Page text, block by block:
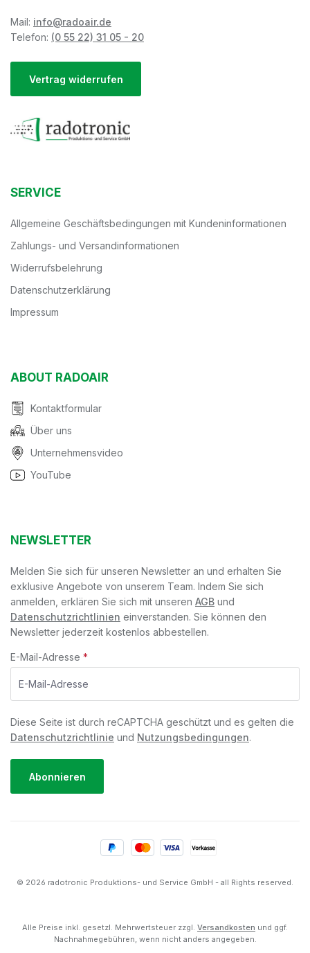
Mail: info@radoair.de
Telefon: (0 55 22) 31 05 - 20
Vertrag widerrufen
SERVICE
Allgemeine Geschäftsbedingungen mit Kundeninformationen
Zahlungs- und Versandinformationen
Widerrufsbelehrung
Datenschutzerklärung
Impressum
ABOUT RADOAIR
Kontaktformular
Über uns
Unternehmensvideo
YouTube
NEWSLETTER
Melden Sie sich für unseren Newsletter an und erhalten Sie
exklusive Angebote von unserem Team. Indem Sie sich
anmelden, erklären Sie sich mit unseren AGB und
Datenschutzrichtlinien einverstanden. Sie können den
Newsletter jederzeit kostenlos abbestellen.
E-Mail-Adresse *
Diese Seite ist durch reCAPTCHA geschützt und es gelten die
Datenschutzrichtlinie und Nutzungsbedingungen.
Abonnieren
© 2026 radotronic Produktions- und Service GmbH - all Rights reserved.
Alle Preise inkl. gesetzl. Mehrwertsteuer zzgl. Versandkosten und ggf.
Nachnahmegebühren, wenn nicht anders angegeben.